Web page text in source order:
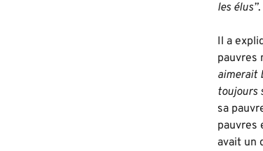
les élus”.
Il a
pauvres
aimerait
toujours
sa
pauvres
avait un